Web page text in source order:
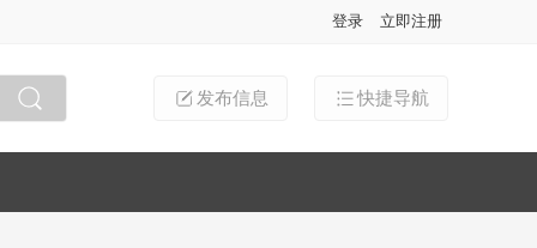
登录 立即注册
快捷导航
发布信息